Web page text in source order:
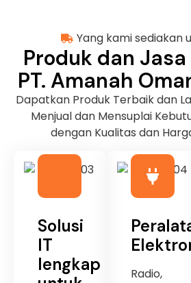
Yang kami sediakan
Produk dan
PT. Amanah
Dapatkan Produk Terbaik dan
Menjual dan Mensuplai
dengan Kualitas dan
Solusi
IT
lengkap
Radio,